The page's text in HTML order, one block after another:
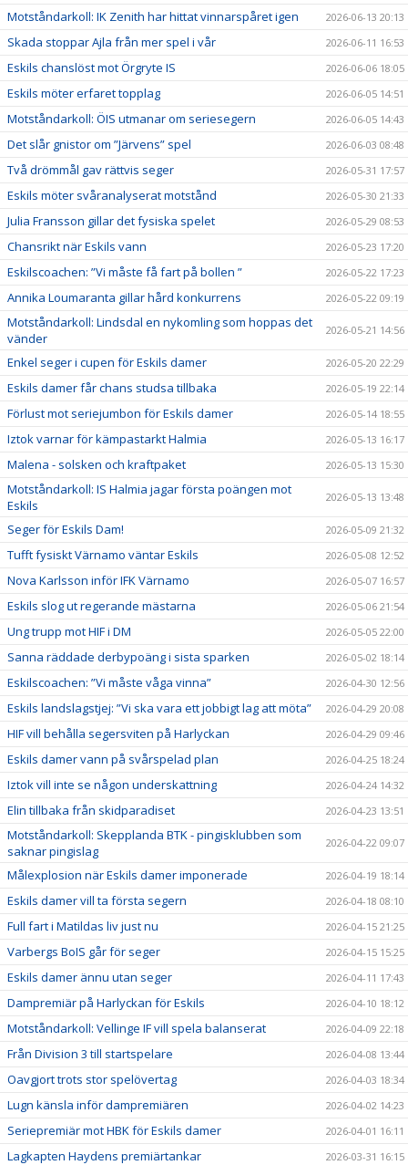
Motståndarkoll: IK Zenith har hittat vinnarspåret igen 2026-06-13 20:13
Skada stoppar Ajla från mer spel i vår 2026-06-11 16:53
Eskils chanslöst mot Örgryte IS 2026-06-06 18:05
Eskils möter erfaret topplag 2026-06-05 14:51
Motståndarkoll: ÖIS utmanar om seriesegern 2026-06-05 14:43
Det slår gnistor om ”Järvens” spel 2026-06-03 08:48
Två drömmål gav rättvis seger 2026-05-31 17:57
Eskils möter svåranalyserat motstånd 2026-05-30 21:33
Julia Fransson gillar det fysiska spelet 2026-05-29 08:53
Chansrikt när Eskils vann 2026-05-23 17:20
Eskilscoachen: ”Vi måste få fart på bollen ” 2026-05-22 17:23
Annika Loumaranta gillar hård konkurrens 2026-05-22 09:19
Motståndarkoll: Lindsdal en nykomling som hoppas det
vänder
2026-05-21 14:56
Enkel seger i cupen för Eskils damer 2026-05-20 22:29
Eskils damer får chans studsa tillbaka 2026-05-19 22:14
Förlust mot seriejumbon för Eskils damer 2026-05-14 18:55
Iztok varnar för kämpastarkt Halmia 2026-05-13 16:17
Malena - solsken och kraftpaket 2026-05-13 15:30
Motståndarkoll: IS Halmia jagar första poängen mot
Eskils
2026-05-13 13:48
Seger för Eskils Dam! 2026-05-09 21:32
Tufft fysiskt Värnamo väntar Eskils 2026-05-08 12:52
Nova Karlsson inför IFK Värnamo 2026-05-07 16:57
Eskils slog ut regerande mästarna 2026-05-06 21:54
Ung trupp mot HIF i DM 2026-05-05 22:00
Sanna räddade derbypoäng i sista sparken 2026-05-02 18:14
Eskilscoachen: ”Vi måste våga vinna” 2026-04-30 12:56
Eskils landslagstjej: ”Vi ska vara ett jobbigt lag att möta” 2026-04-29 20:08
HIF vill behålla segersviten på Harlyckan 2026-04-29 09:46
Eskils damer vann på svårspelad plan 2026-04-25 18:24
Iztok vill inte se någon underskattning 2026-04-24 14:32
Elin tillbaka från skidparadiset 2026-04-23 13:51
Motståndarkoll: Skepplanda BTK - pingisklubben som
saknar pingislag
2026-04-22 09:07
Målexplosion när Eskils damer imponerade 2026-04-19 18:14
Eskils damer vill ta första segern 2026-04-18 08:10
Full fart i Matildas liv just nu 2026-04-15 21:25
Varbergs BoIS går för seger 2026-04-15 15:25
Eskils damer ännu utan seger 2026-04-11 17:43
Dampremiär på Harlyckan för Eskils 2026-04-10 18:12
Motståndarkoll: Vellinge IF vill spela balanserat 2026-04-09 22:18
Från Division 3 till startspelare 2026-04-08 13:44
Oavgjort trots stor spelövertag 2026-04-03 18:34
Lugn känsla inför dampremiären 2026-04-02 14:23
Seriepremiär mot HBK för Eskils damer 2026-04-01 16:11
Lagkapten Haydens premiärtankar 2026-03-31 16:15